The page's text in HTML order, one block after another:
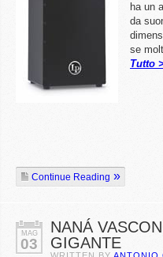
ha un
da
se
Tutto
Continue Reading
MAG
03
NANÁ
GIGANTE